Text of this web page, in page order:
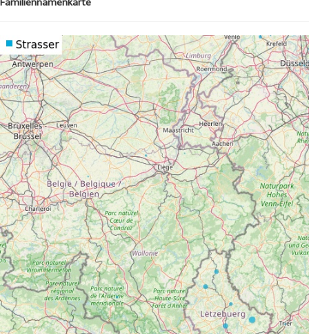
Familiennamenkarte